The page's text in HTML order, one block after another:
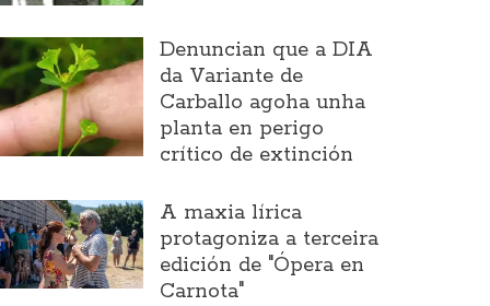
Denuncian que a DIA
da Variante de
Carballo agoha unha
planta en perigo
crítico de extinción
A maxia lírica
protagoniza a terceira
edición de "Ópera en
Carnota"